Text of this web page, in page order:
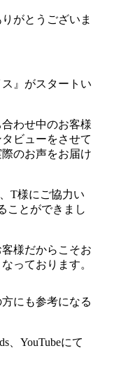
がとうございま
』がスタートい
わせ中のお客様
ビューをさせて
のお声をお届け
T様にご協力い
ことができまし
様だからこそお
っております。
にも参考になる
、YouTubeにて